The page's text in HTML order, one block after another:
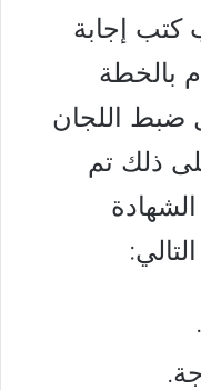
كتب إجابة
بالخطة
ضبط اللجان
ذلك تم